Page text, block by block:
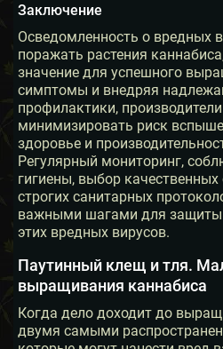
Заключение
Осведомленность о вредных
поражать растения
значение для успешного
симптомы и внедряя
профилактики,
минимизировать риск
здоровье и
Регулярный мониторинг,
гигиены, выбор
строгих санитарных
важными шагами для защиты
этих вредных вирусов.
Паутинный клещ и тля.
выращивания каннабиса
Когда дело доходит до
двумя самыми